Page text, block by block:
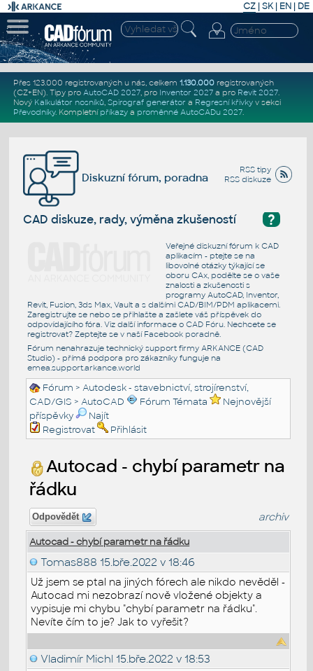
CZ | SK| EN | DE
Přes 123.000 registrovaných u nás, celkem 1.130.000registrovaných
(CZ+EN). Tipy pro AutoCAD 2027, pro Inventor 2027a pro Revit 2027.
Nový Kalkulátor nosníků, Spirograf generátor a Regresní křivkyv sekci
Převodníky. Kompletní příkazya proměnné AutoCADu 2027.
RSS tipy
RSS diskuze
Diskuzní fórum, poradna
?
CAD diskuze, rady, výměna zkušeností
Veřejné diskuzní fórum k CAD
aplikacím - ptejte se na
libovolné otázky týkající se
oboru CAx, podělte se o vaše
znalosti a zkušenosti s
programy AutoCAD, Inventor,
Revit, Fusion, 3ds Max, Vault a s dalšími CAD/BIM/PDM aplikacemi.
Zaregistrujte se nebo se přihlašte a zašlete váš příspěvek do
odpovídajícího fóra. Viz další informace o CAD Fóru. Nechcete se
registrovat? Zeptejte se v naší Facebook poradně.
Fórum nenahrazuje technický support firmy ARKANCE (CAD
Studio) - přímá podpora pro zákazníky funguje na
emea.support.arkance.world
Fórum >Autodesk - stavebnictví, strojírenství,
CAD/GIS >AutoCAD Fórum Témata
Nejnovější
příspěvky
Najít
Registrovat
Přihlásit
Autocad - chybí parametr na
řádku
Odpovědět archiv
Autocad - chybí parametr na řádku
Tomas888 15.bře.2022 v 18:46
Už jsem se ptal na jiných fórech ale nikdo nevěděl -
Autocad mi nezobrazí nově vložené objekty a
vypisuje mi chybu "chybí parametr na řádku".
Nevíte čím to je? Jak to vyřešit?
Vladimír Michl 15.bře.2022 v 18:53